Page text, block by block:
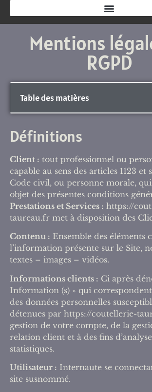
Mentions
RGPD
Table des matières
Définitions
Client : tout professionnel ou
capable au sens des articles 1123 et
Code civil, ou personne morale,
objet des présentes conditions
Prestations et Services : https://
taureau.fr met à disposition des
Contenu : Ensemble des éléments
l’information présente sur le Site,
textes – images – vidéos.
Informations clients : Ci après
Information (s) » qui correspondent
des données personnelles
détenues par https://coutellerie-
gestion de votre compte, de la
relation client et à des fins
statistiques.
Utilisateur : Internaute se
site susnommé.